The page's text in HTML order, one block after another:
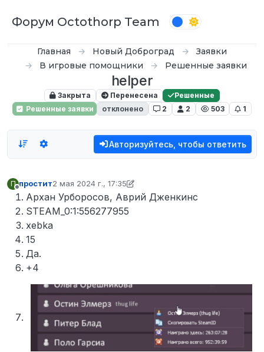
Форум Octothorp Team
Главная Новый Доброград
Заявки
В игровые помощники
Решенные заявки
helper
Закрыта Перенесена
Решенные
Решенные заявки
отклонено 2 2 503 1
Авторизуйтесь, чтобы ответить
П
Не в сети
простит2 мая 2024 г., 17:35
отредактировано Tekoy
Архан Урборосов, Аврий Дженкинс
STEAM_0:1:556277955
xebka
15
Да.
+4